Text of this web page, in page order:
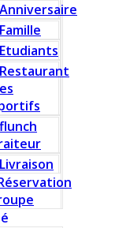
Anniversaire
Famille
Etudiants
Restaurant
flunch
Livraison